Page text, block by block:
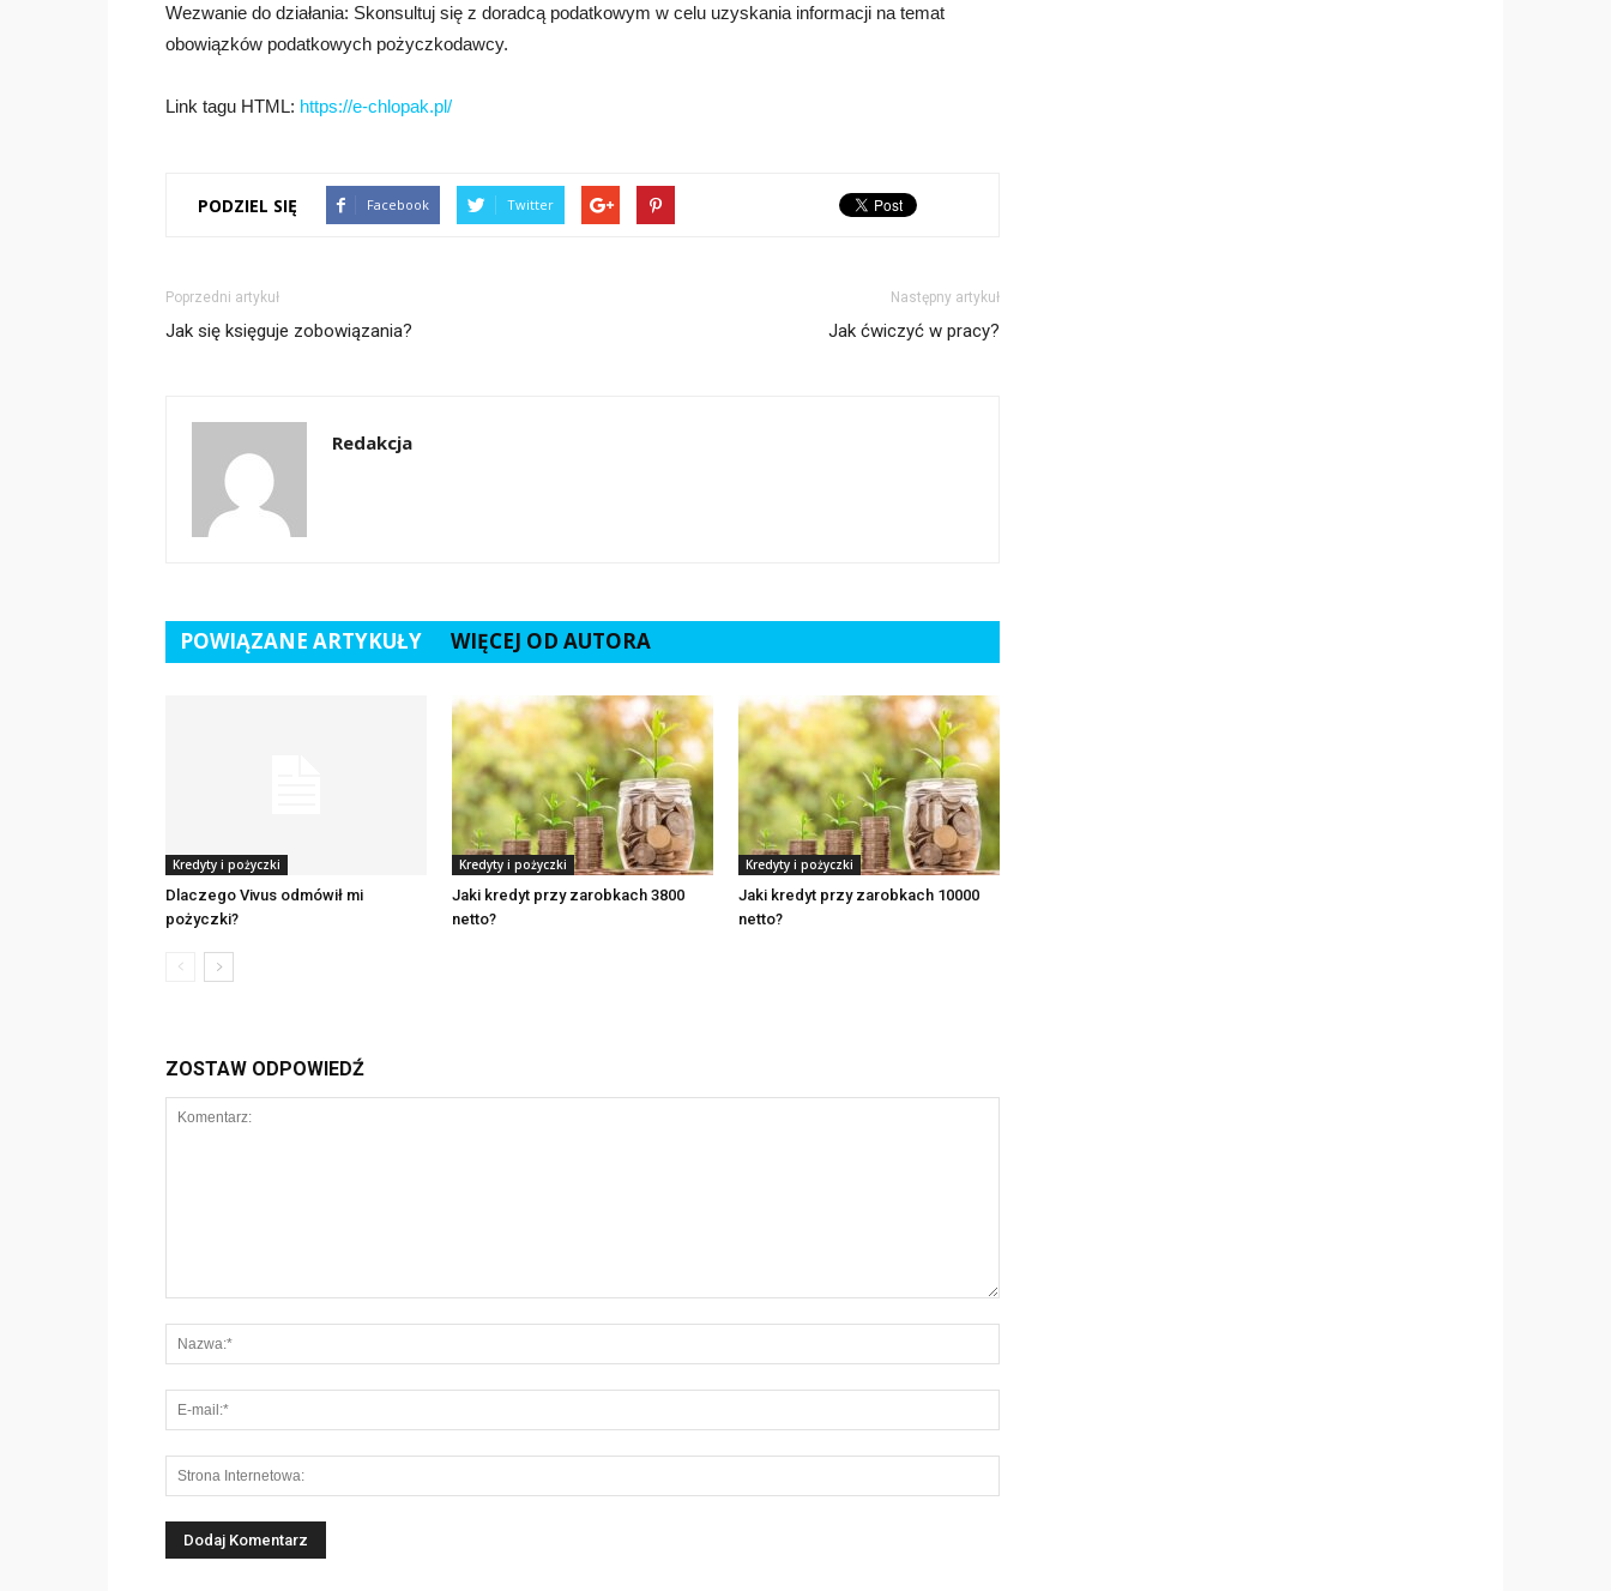
Wezwanie do działania: Skonsultuj się z doradcą podatkowym w celu uzyskania informacji na temat
obowiązków podatkowych pożyczkodawcy.
Link tagu HTML: https://e-chlopak.pl/
PODZIEL SIĘ Facebook Twitter
Poprzedni artykuł
Jak się księguje zobowiązania?
Następny artykuł
Jak ćwiczyć w pracy?
Redakcja
POWIĄZANE ARTYKUŁY WIĘCEJ OD AUTORA
Kredyty i pożyczki
Dlaczego Vivus odmówił mi
pożyczki?
Kredyty i pożyczki
Jaki kredyt przy zarobkach 3800
netto?
Kredyty i pożyczki
Jaki kredyt przy zarobkach 10000
netto?
ZOSTAW ODPOWIEDŹ